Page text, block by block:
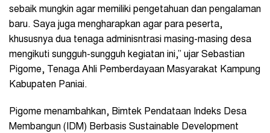
sebaik mungkin agar memiliki pengetahuan dan pengalaman
baru. Saya juga mengharapkan agar para peserta,
khususnya dua tenaga adminisntrasi masing-masing desa
mengikuti sungguh-sungguh kegiatan ini,” ujar Sebastian
Pigome, Tenaga Ahli Pemberdayaan Masyarakat Kampung
Kabupaten Paniai.
Pigome menambahkan, Bimtek Pendataan Indeks Desa
Membangun (IDM) Berbasis Sustainable Development